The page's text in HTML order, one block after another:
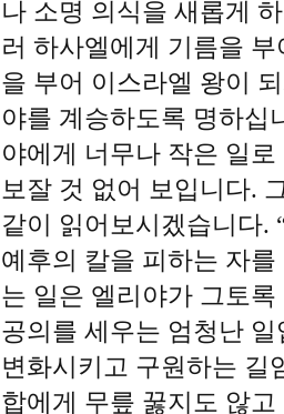
나 소명 의식을 새롭게
러 하사엘에게 기름을
을 부어 이스라엘 왕이
야를 계승하도록 명하십
야에게 너무나 작은 일
보잘 것 없어 보입니다.
같이 읽어보시겠습니다.
예후의 칼을 피하는 자
는 일은 엘리야가 그토
공의를 세우는 엄청난
변화시키고 구원하는 길
합에게 무릎 꿇지도 않